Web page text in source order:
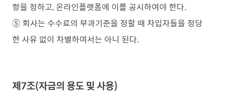
항을 정하고, 온라인플랫폼에 이를 공시하여야 한다.
⑤ 회사는 수수료의 부과기준을 정할 때 차입자들을 정당
한 사유 없이 차별하여서는 아니 된다.
제7조(자금의 용도 및 사용)